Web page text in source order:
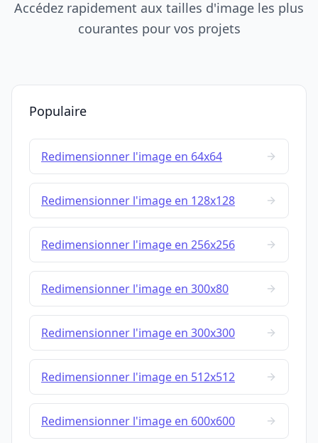
Accédez rapidement aux tailles d'image les plus
courantes pour vos projets
Populaire
Redimensionner l'image en 64x64
Redimensionner l'image en 128x128
Redimensionner l'image en 256x256
Redimensionner l'image en 300x80
Redimensionner l'image en 300x300
Redimensionner l'image en 512x512
Redimensionner l'image en 600x600